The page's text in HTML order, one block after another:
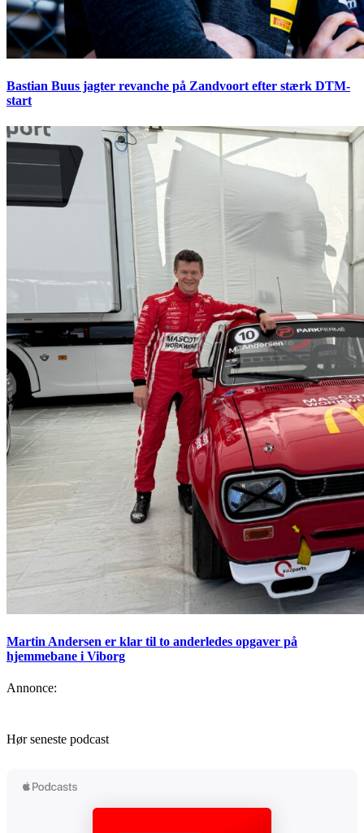
Bastian Buus jagter revanche på Zandvoort efter stærk DTM-
start
Martin Andersen er klar til to anderledes opgaver på
hjemmebane i Viborg
Annonce:
Hør seneste podcast